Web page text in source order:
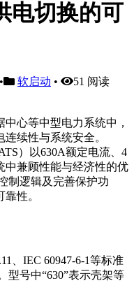
电切换的可
• 软启动 • 51 阅读
心等中型电力系统中，
续性与系统安全。
）以630A额定电流、4
中兼顾性能与经济性的优
制逻辑及完善保护功
性。
、IEC 60947-6-1等标准
型号中“630”表示壳架等